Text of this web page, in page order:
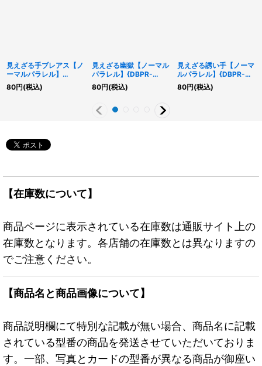
見えざる手ブレアス【ノ
ーマルパラレル】
{DBPR-JP005}《モン
スター》
80円(税込)
見えざる幽獄【ノーマル
パラレル】{DBPR-
JP009}《魔法》
80円(税込)
見えざる誘い手【ノーマ
ルパラレル】{DBPR-
JP010}《罠》
80円(税込)
【在庫数について】
商品ページに表示されている在庫数は通販サイト上の
在庫数となります。各店舗の在庫数とは異なりますの
でご注意ください。
【商品名と商品画像について】
商品説明欄にて特別な記載が無い場合、商品名に記載
されている型番の商品を発送させていただいておりま
す。一部、写真とカードの型番が異なる商品が御座い